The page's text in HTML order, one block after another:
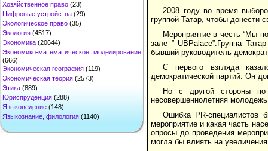
Хозяйственное право (23)
Цифровые устройства (29)
Экологическое право (35)
Экология (4517)
Экономика (20644)
Экономико-математическое моделирование
(666)
Экономическая география (119)
Экономическая теория (2573)
Этика (889)
Юриспруденция (288)
Языковедение (148)
Языкознание, филология (1140)
2008 году во время
группой Татар, чтобы донести
Мероприятие в честь “Мы
зале ” UBPalace”.Группа
бывший руководитель
С первого взгляда
демократической партий. Он
Но с другой стороны по
несовершеннолетняя
Ошибка PR-специалистов
мероприятие и какая часть
опросы до проведения
могла бы влиять на